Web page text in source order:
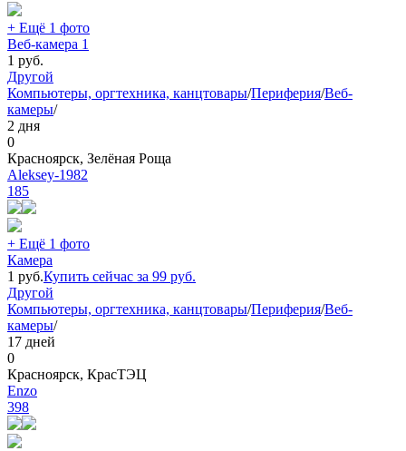
+ Ещё 1 фото
Веб-камера 1
1 руб.
Другой
Компьютеры, оргтехника, канцтовары/Периферия/Веб-
камеры/
2 дня
0
Красноярск, Зелёная Роща
Aleksey-1982
185
+ Ещё 1 фото
Камера
1 руб.Купить сейчас за 99 руб.
Другой
Компьютеры, оргтехника, канцтовары/Периферия/Веб-
камеры/
17 дней
0
Красноярск, КрасТЭЦ
Еnzo
398